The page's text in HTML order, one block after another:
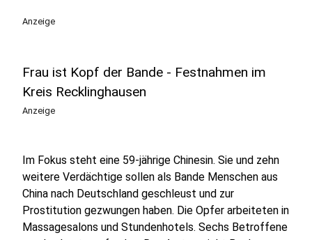
Anzeige
Frau ist Kopf der Bande - Festnahmen im
Kreis Recklinghausen
Anzeige
Im Fokus steht eine 59-jährige Chinesin. Sie und zehn
weitere Verdächtige sollen als Bande Menschen aus
China nach Deutschland geschleust und zur
Prostitution gezwungen haben. Die Opfer arbeiteten in
Massagesalons und Stundenhotels. Sechs Betroffene